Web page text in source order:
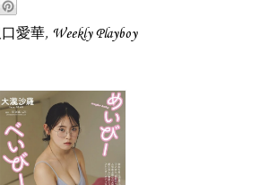
口愛華, Weekly Playboy